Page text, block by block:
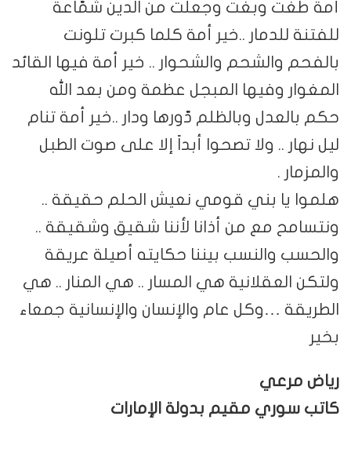
أمة طغت وبغت وجعلت من الدين شمّاعة
للفتنة للدمار ..خير أمة كلما كبرت تلونت
بالفحم والشحم والشحوار .. خير أمة فيها القائد
المغوار وفيها المبجل عظمة ومن بعد الله
حكم بالعدل وبالظلم دّورها ودار ..خير أمة تنام
ليل نهار .. ولا تصحوا أبداً إلا على صوت الطبل
والمزمار .
هلموا يا بني قومي نعيش الحلم حقيقة ..
ونتسامح مع من أذانا لأننا شقيق وشقيقة ..
والحسب والنسب بيننا حكايته أصيلة عريقة
ولتكن العقلانية هي المسار .. هي المنار .. هي
الطريقة …وكل عام والإنسان والإنسانية جمعاء
بخير
رياض مرعي
كاتب سوري مقيم بدولة الإمارات